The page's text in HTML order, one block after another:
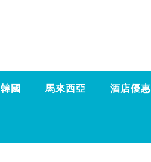
韓國 馬來西亞 酒店優惠